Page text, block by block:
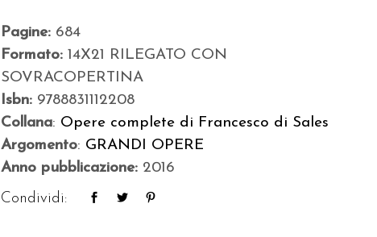
Pagine: 684
Formato:14X21 RILEGATO CON
SOVRACOPERTINA
Isbn: 9788831112208
Collana: Opere complete di Francesco di Sales
Argomento: GRANDI OPERE
Anno pubblicazione: 2016
Condividi: